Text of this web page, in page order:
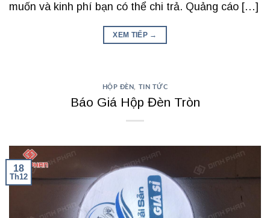
muốn và kinh phí bạn có thể chi trả. Quảng cáo […]
XEM TIẾP →
HỘP ĐÈN TIN TỨC
Báo Giá Hộp Đèn Tròn
18
Th12